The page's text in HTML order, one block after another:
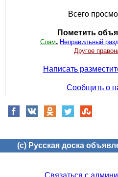
Всего
Пометить
Спам, Неправильный
Другое
Написать
Сообщить о
(c) Русская доска
Связаться с